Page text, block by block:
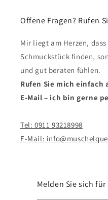
Offene Fragen? Rufen
Mir liegt am Herzen,
Schmuckstück finden,
und gut beraten fühlen.
Rufen Sie mich einfach
E-Mail – ich bin gerne
Tel: 0911 93218998
E-Mail:
Melden Sie sich